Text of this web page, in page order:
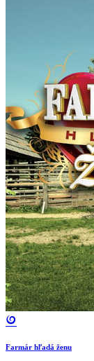
Farmár hľadá ženu